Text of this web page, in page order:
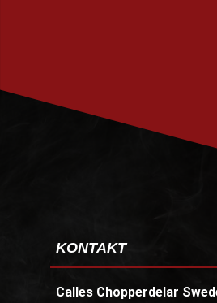
KONTAKT
Calles Chopperdelar